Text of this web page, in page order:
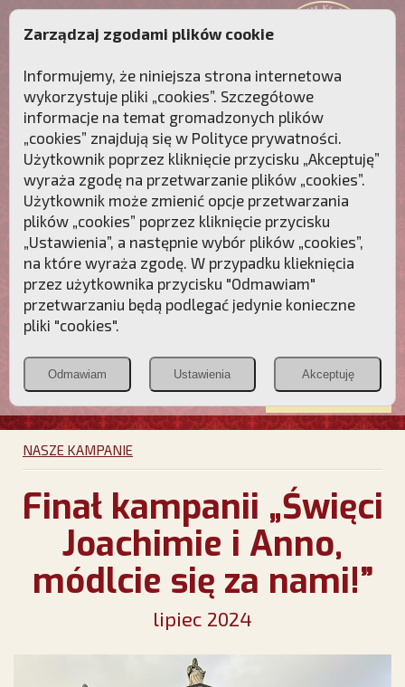
Przebudźmy sumienia Polaków!
Polonia
Christiana
PCh24.pl
Przymierze
POZNAJ APOSTOLAT FATIMY WESPRZYJ
NAS
NASZE KAMPANIE
Finał kampanii „Święci
Joachimie i Anno,
módlcie się za nami!”
lipiec 2024
Zarządzaj zgodami plików cookie
Informujemy, że niniejsza strona internetowa
wykorzystuje pliki „cookies”. Szczegółowe
informacje na temat gromadzonych plików
„cookies” znajdują się w Polityce prywatności.
Użytkownik poprzez kliknięcie przycisku „Akceptuję”
wyraża zgodę na przetwarzanie plików „cookies”.
Użytkownik może zmienić opcje przetwarzania
plików „cookies” poprzez kliknięcie przycisku
„Ustawienia”, a następnie wybór plików „cookies”,
na które wyraża zgodę. W przypadku klieknięcia
przez użytkownika przycisku "Odmawiam"
przetwarzaniu będą podlegać jedynie konieczne
pliki "cookies".
Odmawiam Ustawienia Akceptuję